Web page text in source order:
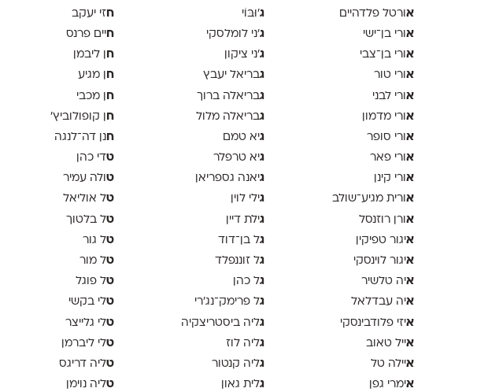
אורטל פלדהיים
אורי בן־ישי
אורי בן־צבי
אורי טור
אורי לבני
אורי מדמון
אורי סופר
אורי פאר
אורי קינן
אורית מגיע־שולב
אורן רוזנסל
איגור טפיקין
איגור לוינסקי
איה טלשיר
איה עבדלאל
איזי פלודבינסקי
אייל טאוב
איילה טל
אימרי גפן
ג'וּבּוֹי
ג׳ני לומלסקי
ג׳ני ציקון
גבריאל יעבץ
גבריאלה ברוך
גבריאלה מלול
גיא טמם
גיא טרפלר
גיאנה גספריאן
גילי לוין
גילת דיין
גל בן־דוד
גל זוננפלד
גל כהן
גל פרימק־נג׳רי
גליה ביסטריצקיה
גליה לוז
גליה קנטור
גלית גאון
ח זי יעקב
ח יים פרנס
ח ן ליבמן
ח ן מגיע
ח ן מכבי
ח ן קופולוביץ'
ח נן דה־לנגה
טדי כהן
טולה עמיר
טל אוליאל
טל בלטוך
טל גור
טל מור
טל פוגל
טלי בקשי
טלי גלייצר
טלי ליברמן
טליה דריגס
טליה נוימן